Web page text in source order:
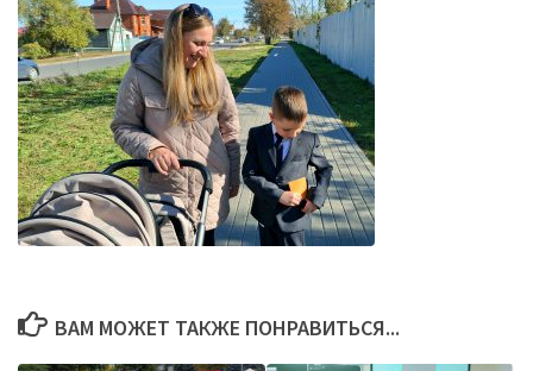
ВАМ МОЖЕТ ТАКЖЕ ПОНРАВИТЬСЯ...